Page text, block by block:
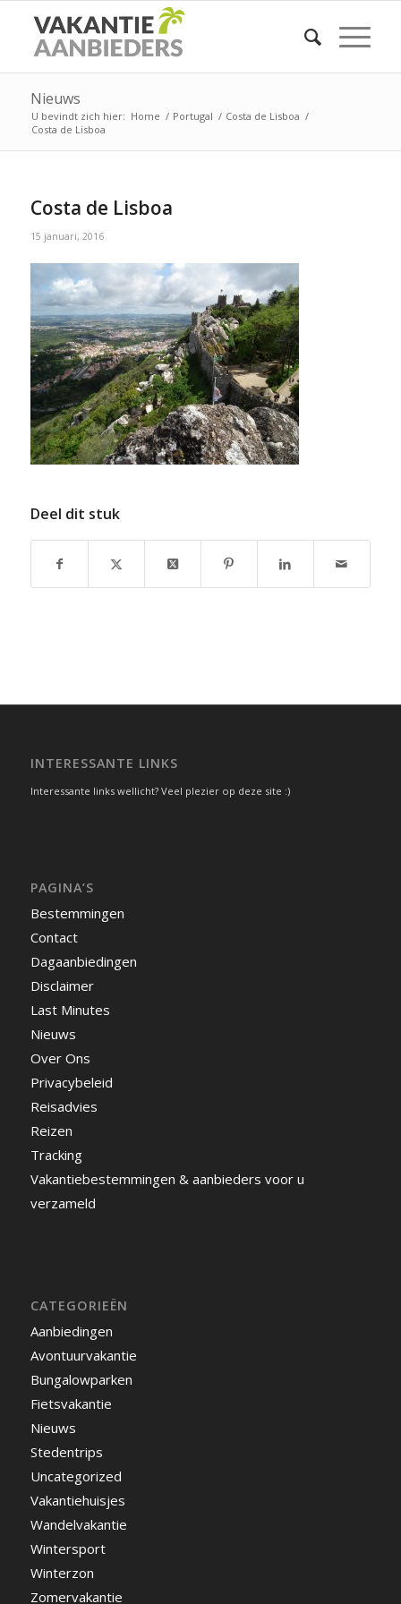
Nieuws
U bevindt zich hier: Home / Portugal / Costa de Lisboa /
Costa de Lisboa
Costa de Lisboa
15 januari, 2016
Deel dit stuk
INTERESSANTE LINKS
Interessante links wellicht? Veel plezier op deze site :)
PAGINA’S
Bestemmingen
Contact
Dagaanbiedingen
Disclaimer
Last Minutes
Nieuws
Over Ons
Privacybeleid
Reisadvies
Reizen
Tracking
Vakantiebestemmingen & aanbieders voor u
verzameld
CATEGORIEËN
Aanbiedingen
Avontuurvakantie
Bungalowparken
Fietsvakantie
Nieuws
Stedentrips
Uncategorized
Vakantiehuisjes
Wandelvakantie
Wintersport
Winterzon
Zomervakantie